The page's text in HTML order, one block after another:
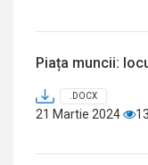
Piața muncii:
.DOCX
21 Martie 2024